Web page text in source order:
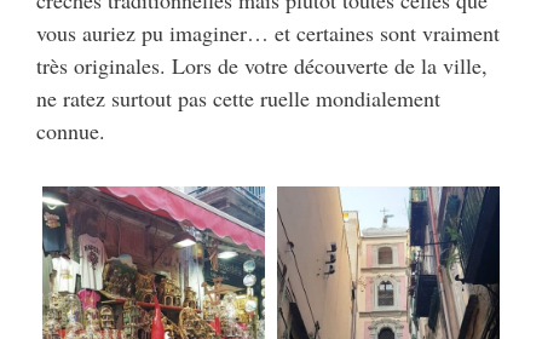
vous auriez pu imaginer… et certaines sont vraiment
très originales. Lors de votre découverte de la ville,
ne ratez surtout pas cette ruelle mondialement
connue.